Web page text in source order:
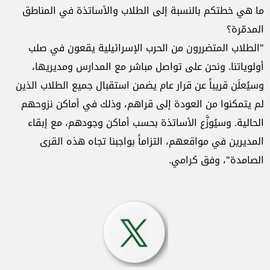
ما هي خطتكم بالنسبة إلى الطلاب والأساتذة في المناطق
المدمّرة؟
"الطلاب المتضررون من الحرب الإسرائيلية يقعون في صلب
أولوياتنا. ونحن على تواصل مباشر مع المدارس ومديريها،
وسيُعلَن قريباً عن قرار عام يضمن استقبال جميع الطلاب الذين
لم يتمكنوا من العودة إلى قراهم، وذلك في أماكن نزوحهم
الحالية. وسيُوزَّع الأساتذة بحسب أماكن وجودهم، مع إبقاء
المديرين في مواقعهم، التزاماً بواجبنا تجاه هذه القرى
الصامدة"، وفق كرامي.